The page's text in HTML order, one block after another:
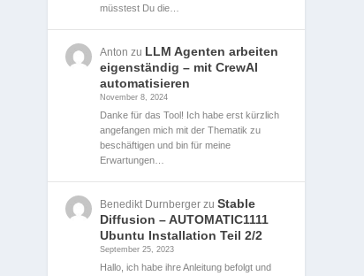
müsstest Du die…
Anton zu LLM Agenten arbeiten
eigenständig – mit CrewAI
automatisieren
November 8, 2024
Danke für das Tool! Ich habe erst kürzlich
angefangen mich mit der Thematik zu
beschäftigen und bin für meine
Erwartungen…
Benedikt Durnberger zuStable
Diffusion – AUTOMATIC1111
Ubuntu Installation Teil 2/2
September 25, 2023
Hallo, ich habe ihre Anleitung befolgt und